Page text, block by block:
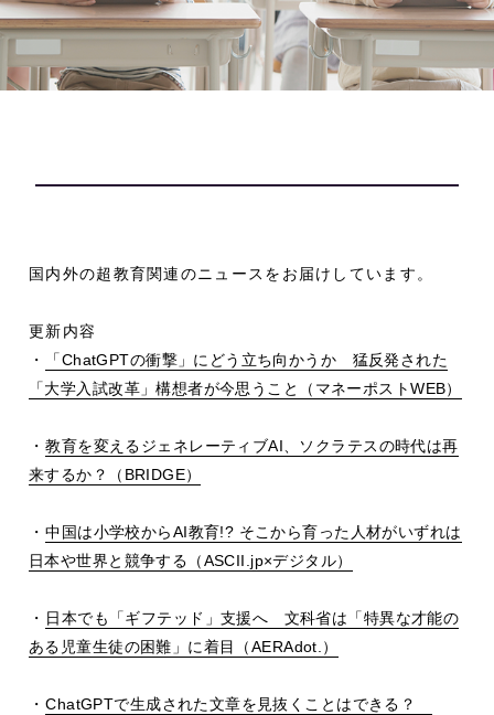
国内外の超教育関連のニュースをお届けしています。
更新内容
・
「ChatGPTの衝撃」にどう立ち向かうか 猛反発された
「大学入試改革」構想者が今思うこと（マネーポストWEB）
・教育を変えるジェネレーティブAI 、ソクラテスの時代は再
来するか？（ BRIDGE）
・中国は小学校からAI教育!? そこから育った人材がいずれは
日本や世界と競争する（ASCII.jp×デジタル）
・ 日本でも「ギフテッド」支援へ 文科省は「特異な才能の
ある児童生徒の困難」に着目（AERAdot. ）
・ChatGPTで生成された文章を見抜くことはできる？